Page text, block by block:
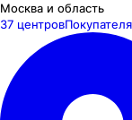
Москва и область
37 центров